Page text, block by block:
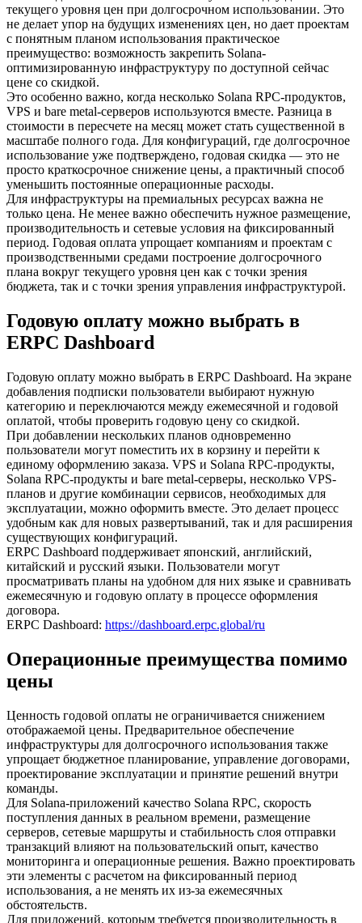
текущего уровня цен при долгосрочном использовании. Это
не делает упор на будущих изменениях цен, но дает проектам
с понятным планом использования практическое
преимущество: возможность закрепить Solana-
оптимизированную инфраструктуру по доступной сейчас
цене со скидкой.
Это особенно важно, когда несколько Solana RPC-продуктов,
VPS и bare metal-серверов используются вместе. Разница в
стоимости в пересчете на месяц может стать существенной в
масштабе полного года. Для конфигураций, где долгосрочное
использование уже подтверждено, годовая скидка — это не
просто краткосрочное снижение цены, а практичный способ
уменьшить постоянные операционные расходы.
Для инфраструктуры на премиальных ресурсах важна не
только цена. Не менее важно обеспечить нужное размещение,
производительность и сетевые условия на фиксированный
период. Годовая оплата упрощает компаниям и проектам с
производственными средами построение долгосрочного
плана вокруг текущего уровня цен как с точки зрения
бюджета, так и с точки зрения управления инфраструктурой.
Годовую оплату можно выбрать в
ERPC Dashboard
Годовую оплату можно выбрать в ERPC Dashboard. На экране
добавления подписки пользователи выбирают нужную
категорию и переключаются между ежемесячной и годовой
оплатой, чтобы проверить годовую цену со скидкой.
При добавлении нескольких планов одновременно
пользователи могут поместить их в корзину и перейти к
единому оформлению заказа. VPS и Solana RPC-продукты,
Solana RPC-продукты и bare metal-серверы, несколько VPS-
планов и другие комбинации сервисов, необходимых для
эксплуатации, можно оформить вместе. Это делает процесс
удобным как для новых развертываний, так и для расширения
существующих конфигураций.
ERPC Dashboard поддерживает японский, английский,
китайский и русский языки. Пользователи могут
просматривать планы на удобном для них языке и сравнивать
ежемесячную и годовую оплату в процессе оформления
договора.
ERPC Dashboard: https://dashboard.erpc.global/ru
Операционные преимущества помимо
цены
Ценность годовой оплаты не ограничивается снижением
отображаемой цены. Предварительное обеспечение
инфраструктуры для долгосрочного использования также
упрощает бюджетное планирование, управление договорами,
проектирование эксплуатации и принятие решений внутри
команды.
Для Solana-приложений качество Solana RPC, скорость
поступления данных в реальном времени, размещение
серверов, сетевые маршруты и стабильность слоя отправки
транзакций влияют на пользовательский опыт, качество
мониторинга и операционные решения. Важно проектировать
эти элементы с расчетом на фиксированный период
использования, а не менять их из-за ежемесячных
обстоятельств.
Для приложений, которым требуется производительность в